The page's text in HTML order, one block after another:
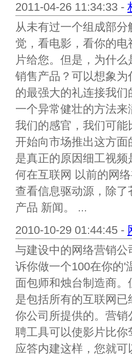
2011-04-26 11:34:33 -
从未有过一个组成部
觉，看电影，看你的
片给您。但是，为什
销售产品？可以想象
的最强大的礼连接我
一个异常健壮的方法
我们的感官，我们可
开始向市场推出这方
是真正的原因细工视
何在互联网 以前的网
查看信息驱动源，除
产品 新闻。 ...
2010-10-29 01:44:45 -
与建设中的网络营销
诉你做一个100在你的'
面包师和烛台制造商
是包括所有的互联网
你公司所提供的。营
聘工具可以使影片比
应答内建这样，您就